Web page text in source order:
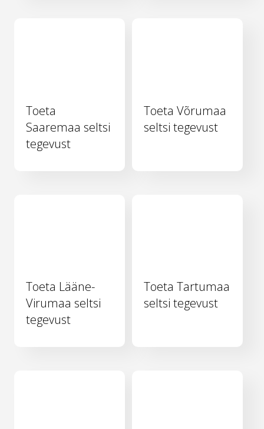
Toeta
Saaremaa seltsi
tegevust
Toeta Võrumaa
seltsi tegevust
Toeta Lääne-
Virumaa seltsi
tegevust
Toeta Tartumaa
seltsi tegevust